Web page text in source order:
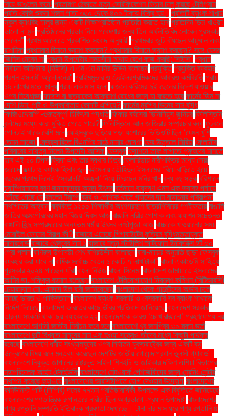
বিয়ে ভাঙলেন কনে! প্রতারণা ঠেকাতে নতুন ভেরিফিকেশন ফিচার চালু করছে টেলিগ্রাম
প্রতি কেজি শুকনা শজন পাতা ৩৫০ থেকে ৪০০ টাকায় বিক্রি হয়। প্রতিটি ব্যাংক শাখায়
স্কুল ব্যাংকিং চালুর জন্য একটি শিক্ষাপ্রতিষ্ঠান প্রতিষ্ঠা করতে হবে প্রতিদিন ডিম খাওয়া:
ভালো না মন্দ প্রতিষ্ঠানের প্রভাব নিয়ে গবেষণার জন্য তিন অর্থনীতিবিদ নোবেল পুরস্কার
পেলেন" প্রথম আলোতে প্রকাশিত সংবাদ অনুযায়ী প্রথমবার জুটি বাঁধছেন আয়ুষ্মান এবং
রাশমিকা প্রথমবার বিমানে ভ্রমণ করছেন? প্রথমবার বিমানে ভ্রমণ করছেন? সঙ্গে যেসব
জিনিস নেবেন না প্রধান উপদেষ্টার সময়সীমা মাথায় রেখে কাজ করছি: সিইসি" প্রধান
নির্বাচন কমিশনার (সিইসি) এ এম এম নাসির উদ্দিন বলেছেন প্রযুক্তি প্রযুক্তি ব্যবহার
প্রশ্ন ইসলামী আন্দোলনের" প্রাইমমুভার ও ট্রেইলরশ্রমিকদের আবারও কর্মবিরতি প্রায়
১৯ লাখের মতো মানুষ প্রায় এক মাস হলো ফজলে করিমের দুই ছেলের বিদেশ যাওয়ার
ওপর নিষেধাজ্ঞা ফাঙ্গাস বা ছত্রাকের আক্রমণ রোধের জন্য যা করতে হবে ফার্মের ডিম না
দেশি ডিম: পুষ্টি ও উপকারিতায় কোনটি এগিয়ে? ফার্মের মুরগির ডিমের দাম বৃদ্ধি
ফিজিওথেরাপি -গুরুত্বপূর্ণ চিকিৎসা পদ্ধতি ফিফার বর্ষসেরা ভিনিসিয়ুস জুনিয়র ফিলিস্তিনি
বন্দীদের মধ্যে কারা মুক্তি পেতে পারে? ফিলিস্তিনে আল জাজিরার সম্প্রচার বন্ধ ফুটবলে
গোলটাই থাকে বেশি মনে ফেইসবুকে ছড়িয়ে পড়া যশোরের ভিডিওটি ছিল ‘যেমন খুশি
তেমন সাজো’ ফেব্রুয়ারিতে বিএনপির মাঠে নামার ঘোষণা ফের উত্তাল সিরিয়া ফেলানীর
পরিবারের দায়িত্ব নিলেন উপদেষ্টা আসিফ ফেসবুক ফ্যাশনে তাক লাগাতে পুরুষদের মানতে
হবে এই ১০ টিপস ফ্রিদা এবং তার ব্যথার চিত্র ফ্লোরিডায় নারীশক্তির মধ্যে সেরা
জায়েদ ফ্ল্যাট ও ব্যাংক হিসাব জব্দ বইমেলায় তৌহিদুল ইসলামের ‘বিয়ে বাড়িতে ইয়ে’
বছরের প্রথম দিনেই ‘স্বৈরাচারী অঞ্জনা’ নিয়ে ফিরছেন মনির খান বন্ধ বহু সড়ক বরিশালে
চ্যাম্পিয়নদের বরণ জনসমুদ্রের আনন্দ উৎসব বর্তমানে বায়ুদূষণ এমন এক ভয়াবহ পর্যায়ে
পৌঁছে গেছে যে বললেন ট্রাম্প বস্ত্র ও পোশাক খাতে গ্যাসের দাম বাড়ানোর পরিকল্পনা
স্থগিতের আহ্বান বাকৃবিতে ১২০০ শিক্ষার্থীর অংশগ্রহণে ছাত্রশিবিরের গণইফতার বাঙালি
জাতির আত্মগৌরবের মহান বিজয় দিবস আজ বাঙালি নারীর পোশাক এবং ফ্যাশন সচেতনতা
বাঙালি হিন্দু সম্প্রদায়ের অন্যতম ধর্মীয় উৎসব লক্ষ্মীপূজা আজ বাচ্চাকে খাওয়ানোর সময়
মোবাইল ফোনের বিকল্প কী? বাজারে এসেছে গিগাবাইটের কৃত্রিম বুদ্ধিমত্তাযুক্ত
মাদারবোর্ড বাজারে খেজুরের দাম ১ বাজারে নতুন স্টাইলিশ স্মার্টফোন ইনফিনিক্স হট ৫০
প্রো প্লাস বাণিজ্য উপদেষ্টা শেখ বশিরউদ্দীন বলেছেন বাবা-মায়ের অনুমতি ছাড়া ফেসবুক
ব্যবহার করা যাবে না বার্ষিক সর্বোচ্চ বেতন ১ কোটি ৭ লাখ টাকা" বাংলা একাডেমি সাহিত্য
পুরস্কার ২০২৪ পাচ্ছেন যাঁরা বাংলা নিউজ বাংলা সিনেমা বাংলাদেশ জামায়াতে ইসলামের
আমির ডা. শফিকুর রহমান বলেছেন বাংলাদেশ টেলিযোগাযোগ নিয়ন্ত্রণ কমিশন (বিটিআরসি)
চেয়ারম্যান মো. এমদাদ উল বারী জানিয়েছেন বাংলাদেশ থেকে গার্মেন্টসের অর্ডার চলে
যাচ্ছে ভারত ও পাকিস্তানে বাংলাদেশ ব্যাংক সরকারি ও বেসরকারি সব ব্যাংক শাখাকে
নির্দেশ দিয়েছে বাংলাদেশ ভারতের কাছে তীব্র প্রতিবাদ জানিয়েছে বাংলাদেশ সরকার
তারল্য সংকটে থাকা ছয় ব্যাংককে ২২ বাংলাদেশকে কারও ‘চোখ রাঙানো’ গ্রহণযোগ্য নয়
বাংলাদেশে আগামী জাতীয় নির্বাচন কবে হবে বাংলাদেশে খুব জনপ্রিয় ৩০ রকম ভর্তা
বাংলাদেশে দুটি বিখ্যাত মানুষের নাম এক হওয়া সত্ত্বেও তাঁদের মধ্যে কিছুটা পার্থক্য
রয়েছে বাংলাদেশে ধর্মীয় সংখ্যালঘুদের ওপর নির্যাতন যুক্তরাষ্ট্রের জন্য একটি বড়
উদ্বেগের বিষয় বলে মন্তব্য করেছেন দেশটির জাতীয় গোয়েন্দাপ্রধান তুলসী গ্যাবার্ড।
বাংলাদেশে নিযুক্ত জাপানের রাষ্ট্রদূত সাইদা শিনইচি ও জাইকার দক্ষিণ এশিয়া বিভাগের
মহাপরিচালক আইট টেরুইউকি বাংলাদেশে নেটওয়ার্ক পেশাজীবীদের জন্য ট্রেনিং সেন্টার
স্থাপন করেছে হুয়াওয়ে বাংলাদেশের আরসিইপিতে যোগ দেওয়ার উদ্যোগ বাংলাদেশের
কমিউনিস্ট পার্টি (সিপিবি) দলের ৭৭তম প্রতিষ্ঠাবার্ষিকী উপলক্ষে এক বিবৃতিতে জানিয়েছে
বাংলাদেশের গণতান্ত্রিক রূপান্তরে নারীরা ছিল অগ্রভাগে -প্রধান উপদেষ্টা বাংলাদেশের
পণ্য রপ্তানি সম্প্রতি ইতিবাচক প্রবণতা দেখাচ্ছে। টানা চার মাস ধরে পণ্য রপ্তানি ৪